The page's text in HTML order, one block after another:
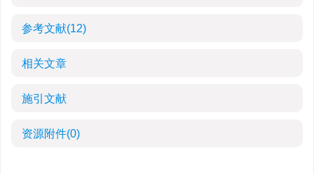
参考文献(12)
相关文章
施引文献
资源附件(0)